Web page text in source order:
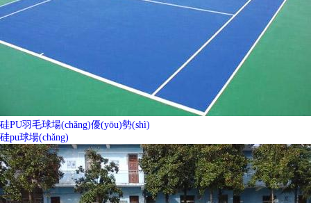
硅PU羽毛球場(chǎng)優(yōu)勢(shì)
硅pu球場(chǎng)